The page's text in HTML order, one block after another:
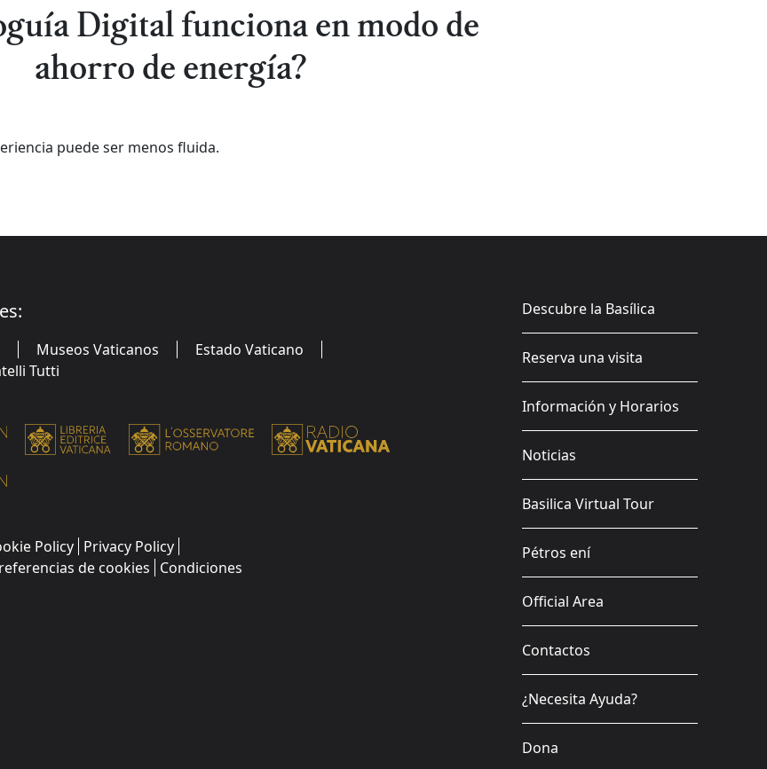
Digital funciona en modo de
ahorro de energía?
puede ser menos fluida.
Museos Vaticanos
Estado Vaticano
Tutti
Policy Privacy Policy
de cookies Condiciones
Descubre la Basílica
Reserva una visita
Información y Horarios
Noticias
Basilica Virtual Tour
Pétros ení
Official Area
Contactos
¿Necesita Ayuda?
Dona